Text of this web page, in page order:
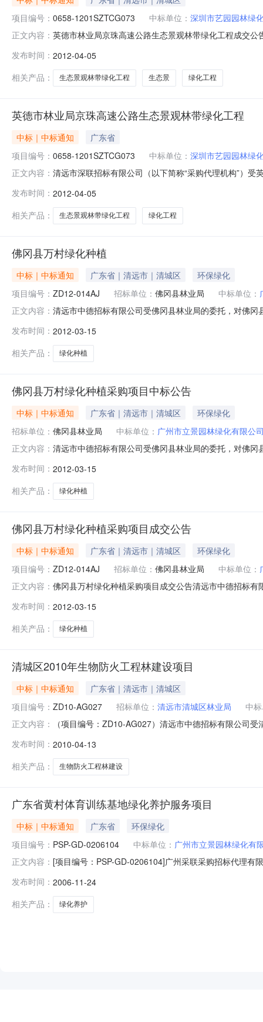
项目编号： 0658-1201SZTCG073 中标单位： 深圳市艺园园林绿
正文内容： 英德市林业局京珠高速公路生态景观林带绿化工程成交
目包工程概况:01项目包：英德市林业局京珠高速公路1
京珠高速公路25米
发布时间： 2012-04-05
相关产品：
生态景观林带绿化工程 生态景 绿化工程
英德市林业局京珠高速公路生态景观林带绿化工程
中标｜中标通知
广东省
项目编号： 0658-1201SZTCG073 中标单位： 深圳市艺园园林绿
正文内容： 清远市深联招标有限公司（以下简称“采购代理机构”）
可视范围林带绿化工程采购内容：京珠高速公路1公里可
高速公路25米宽
发布时间： 2012-04-05
相关产品：
生态景观林带绿化工程 绿化工程
佛冈县万村绿化种植
中标｜中标通知 广东省｜清远市｜清城区
环保绿化
项目编号： ZD12-014AJ 招标单位： 佛冈县林业局 中标单位：
正文内容： 清远市中德招标有限公司受佛冈县林业局的委托，对佛
包：石角镇、水头镇苗木采购及种植管护；C包：迳头
政府采购网发布公告。七、评审信息
发布时间： 2012-03-15
相关产品：
绿化种植
佛冈县万村绿化种植采购项目中标公告
中标｜中标通知 广东省｜清远市｜清城区
环保绿化
招标单位： 佛冈县林业局 中标单位： 广州市立景园林绿化有限公
正文内容： 清远市中德招标有限公司受佛冈县林业局的委托，对佛
包：石角镇、水头镇苗木采购及种植管护；C包：迳头
政府采购网发布公告。七、评审信息
发布时间： 2012-03-15
相关产品：
绿化种植
佛冈县万村绿化种植采购项目成交公告
中标｜中标通知 广东省｜清远市｜清城区
环保绿化
项目编号： ZD12-014AJ 招标单位： 佛冈县林业局 中标单位：
正文内容： 佛冈县万村绿化种植采购项目成交公告清远市中德招标
山镇、汤塘镇苗木采购及种植管护；B包：石角镇、水头
府采购网、广东省政府采购网和清远
发布时间： 2012-03-15
相关产品：
绿化种植
清城区2010年生物防火工程林建设项目
中标｜中标通知
广东省｜清远市｜清城区
项目编号： ZD10-AG027 招标单位： 清远市清城区林业局
中
正文内容：
（项目编号：ZD10-AG027）清远市中德招标有限公司
式：公开招标。五、采购项目简要说明：1、货物名称：
和
发布时间： 2010-04-13
相关产品：
生物防火工程林建设
广东省黄村体育训练基地绿化养护服务项目
中标｜中标通知 广东省
环保绿化
项目编号： PSP-GD-0206104 中标单位： 广州市立景园林绿化有
正文内容： [项目编号：PSP-GD-0206104]广州采联采购招标代理有
GZ-0206104]中的包组一，于2006年11月24日定标。三
发布时间： 2006-11-24
相关产品：
绿化养护